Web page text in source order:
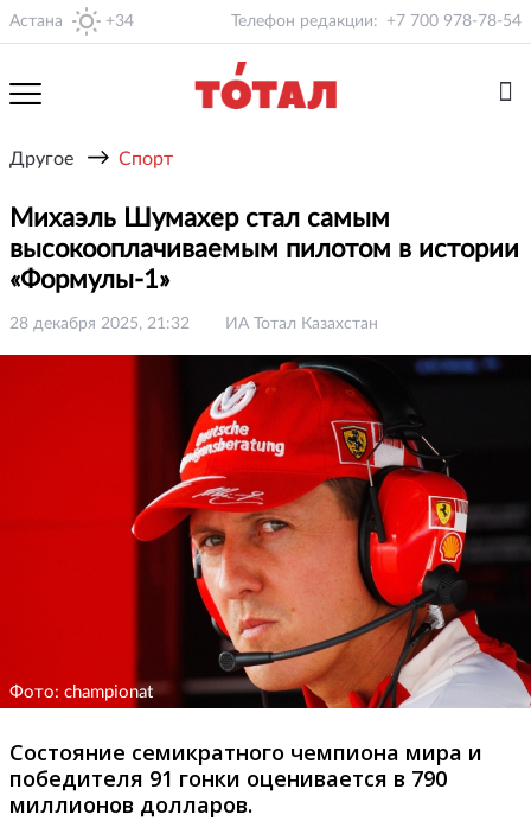
Астана +34 Телефон редакции: +7 700 978-78-54
Другое → Спорт
Михаэль Шумахер стал самым
высокооплачиваемым пилотом в истории
«Формулы-1»
28 декабря 2025, 21:32 ИА Тотал Казахстан
Фото: championat
Состояние семикратного чемпиона мира и
победителя 91 гонки оценивается в 790
миллионов долларов.